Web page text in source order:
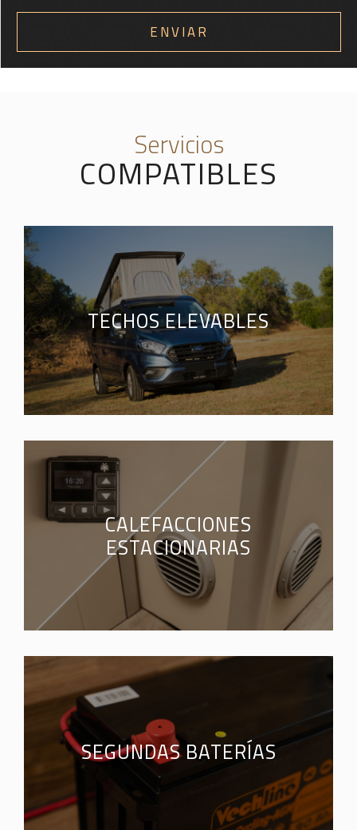
Servicios
COMPATIBLES
TECHOS ELEVABLES
CALEFACCIONES
ESTACIONARIAS
SEGUNDAS BATERÍAS